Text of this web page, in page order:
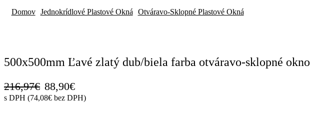
Domov Jednokrídlové Plastové Okná Otváravo-Sklopné Plastové Okná
500x500mm Ľavé zlatý dub/biela farba otváravo-sklopné okno
216,97€ Pôvodná
cena
88,90€Aktuálna
cena
s DPH (74,08€ bez DPH)